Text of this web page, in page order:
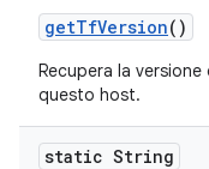
getTfVersion()
Recupera la
questo host.
static String